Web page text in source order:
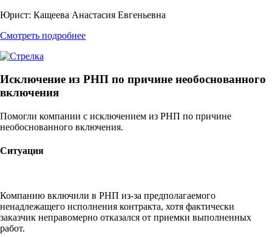
Юрист: Кащеева Анастасия Евгеньевна
Смотреть подробнее
Исключение из РНП по причине необоснованного
включения
Помогли компании с исключением из РНП по причине
необоснованного включения.
Ситуация
Компанию включили в РНП из-за предполагаемого
ненадлежащего исполнения контракта, хотя фактически
заказчик неправомерно отказался от приемки выполненных
работ.